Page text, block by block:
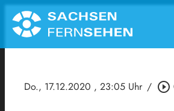
Do., 17.12.2020 , 23:05 Uhr / play_circle_outline